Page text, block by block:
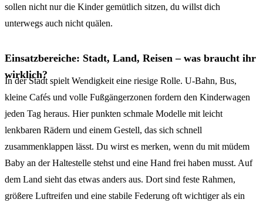
sollen nicht nur die Kinder gemütlich sitzen, du willst dich
unterwegs auch nicht quälen.
Einsatzbereiche: Stadt, Land, Reisen – was braucht ihr
wirklich?
In der Stadt spielt Wendigkeit eine riesige Rolle. U-Bahn, Bus,
kleine Cafés und volle Fußgängerzonen fordern den Kinderwagen
jeden Tag heraus. Hier punkten schmale Modelle mit leicht
lenkbaren Rädern und einem Gestell, das sich schnell
zusammenklappen lässt. Du wirst es merken, wenn du mit müdem
Baby an der Haltestelle stehst und eine Hand frei haben musst. Auf
dem Land sieht das etwas anders aus. Dort sind feste Rahmen,
größere Luftreifen und eine stabile Federung oft wichtiger als ein